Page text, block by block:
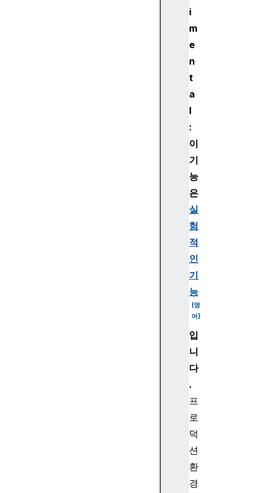
i
m
e
n
t
a
l
:
이
기
능
은
실
험
적
인
기
능
입
니
다
.
프
로
덕
션
환
경